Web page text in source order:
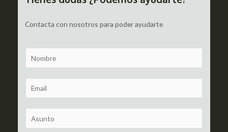
Contacta con nosotros para poder ayudarte
a
m
m
a
u